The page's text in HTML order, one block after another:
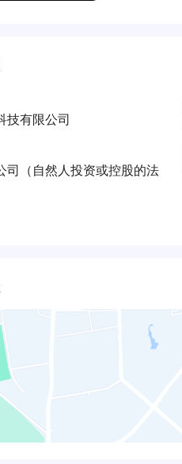
技有限公司
司（自然人投资或控股的法